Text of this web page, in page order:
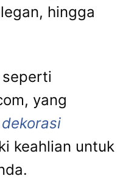
hingga
yang
keahlian untuk